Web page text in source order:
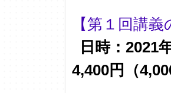
【第１回講
日時：
4,400円（